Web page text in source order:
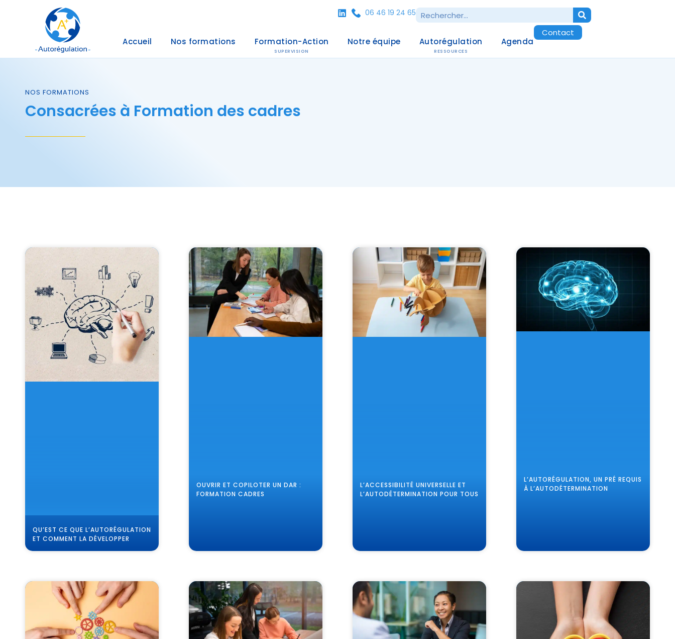
06 46 19 24 65
Accueil Nos formations Formation-Action
SUPERVISION
Notre équipe Autorégulation
RESSOURCES
Agenda
Contact
NOS FORMATIONS
Consacrées à Formation des cadres
QU’EST CE QUE L’AUTORÉGULATION
ET COMMENT LA DÉVELOPPER
OUVRIR ET COPILOTER UN DAR :
FORMATION CADRES
L’ACCESSIBILITÉ UNIVERSELLE ET
L’AUTODÉTERMINATION POUR TOUS
L’AUTORÉGULATION, UN PRÉ REQUIS
À L’AUTODÉTERMINATION